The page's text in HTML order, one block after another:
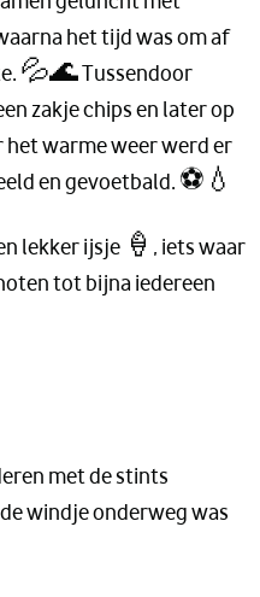
het tijd was om af
💦🌊 Tussendoor
zakje chips en later op
warme weer werd er
en gevoetbald. ⚽💧
lekker ijsje 🍦, iets waar
tot bijna iedereen
met de stints
windje onderweg was